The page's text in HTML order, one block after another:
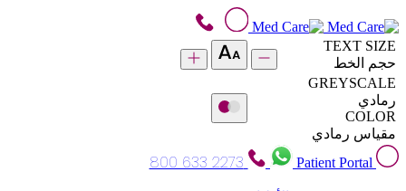
TEXT SIZE
حجم الخط
GREYSCALE
رمادي
COLOR
مقياس رمادي
Patient Portal
800 633 2273